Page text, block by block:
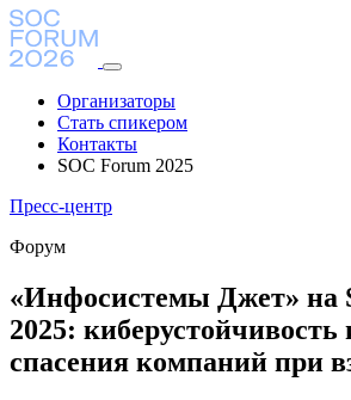
Организаторы
Стать спикером
Контакты
SOC Forum 2025
Пресс-центр
Форум
«Инфосистемы Джет» на
2025:
спасения компаний при